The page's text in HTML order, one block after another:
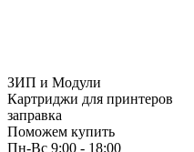
ЗИП и Модули
Картриджи для принтеров
заправка
Поможем купить
Пн-Вс 9:00 - 18:00